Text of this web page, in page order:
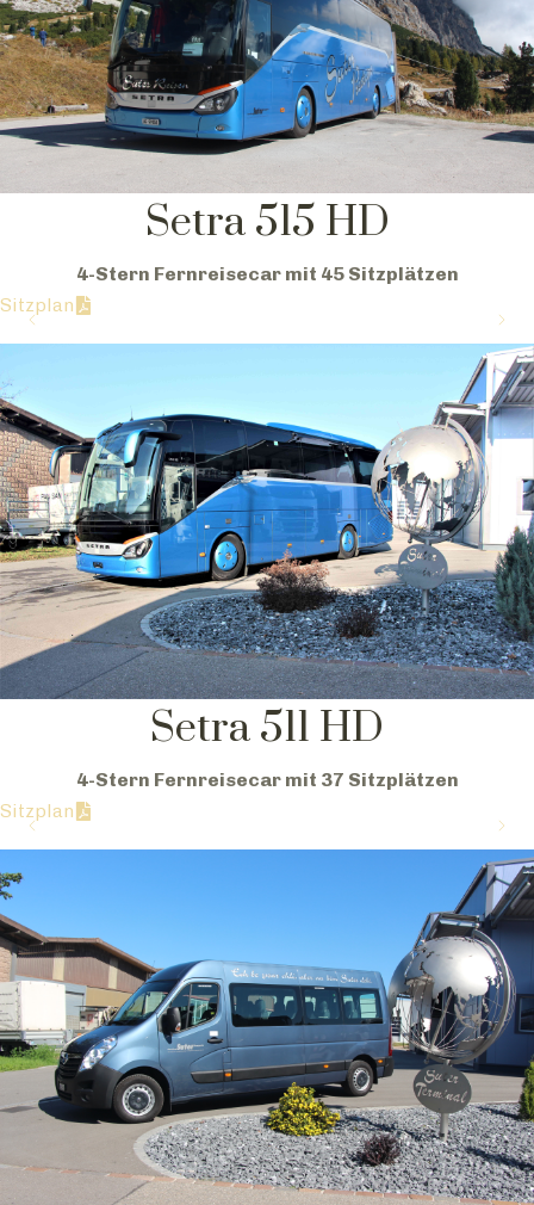
Setra 515 HD
4-Stern Fernreisecar mit 45 Sitzplätzen
Sitzplan
Setra 511 HD
4-Stern Fernreisecar mit 37 Sitzplätzen
Sitzplan